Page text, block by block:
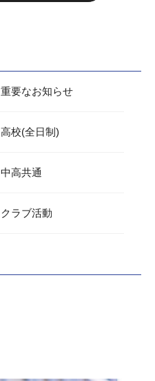
重要なお知らせ
高校(全日制)
中高共通
クラブ活動